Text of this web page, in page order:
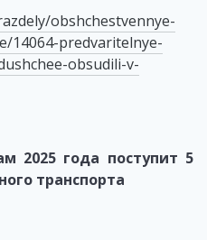
obshchestvennye-
14064-predvaritelnye-
obsudili-v-
2025 года поступит 5
транспорта